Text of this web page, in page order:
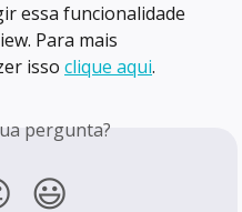
essa funcionalidade
Para mais
isso clique aqui.
pergunta?
😃